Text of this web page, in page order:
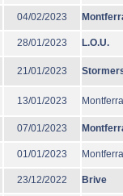
04/02/2023
28/01/2023 L.O.U.
21/01/2023
13/01/2023
07/01/2023
01/01/2023
23/12/2022 Brive